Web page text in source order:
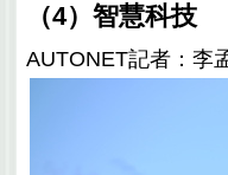
（4）智慧科技
AUTONET記者：李